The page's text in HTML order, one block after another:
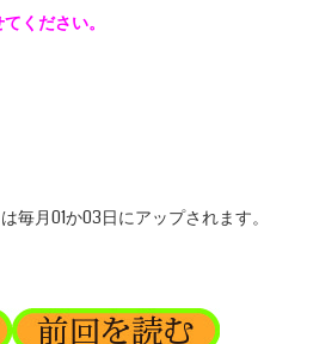
ください。
毎月01か03日にアップされます。